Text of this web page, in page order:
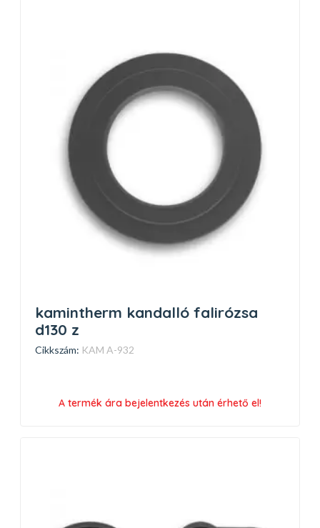
kamintherm kandalló falirózsa
d130 z
Cikkszám: KAM A-932
A termék ára bejelentkezés után érhető el!